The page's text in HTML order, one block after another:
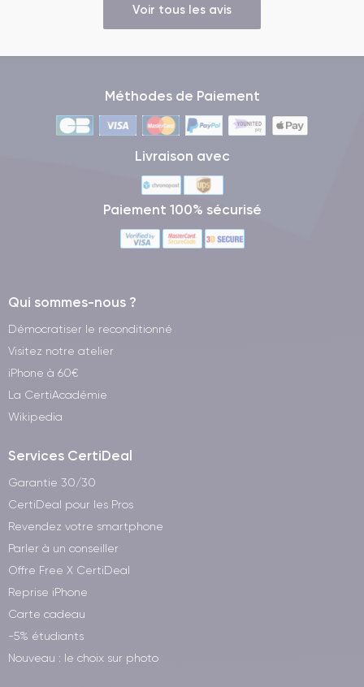
Voir tous les avis
Méthodes de Paiement
Livraison avec
Paiement 100% sécurisé
Qui sommes-nous ?
Démocratiser le reconditionné
Visitez notre atelier
iPhone à 60€
La CertiAcadémie
Wikipedia
Services CertiDeal
Garantie 30/30
CertiDeal pour les Pros
Revendez votre smartphone
Parler à un conseiller
Offre Free X CertiDeal
Reprise iPhone
Carte cadeau
-5% étudiants
Nouveau : le choix sur photo